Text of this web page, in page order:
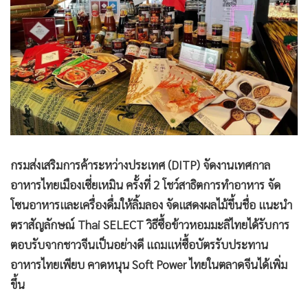
• การเมือง
• ท่องเที่ยว
• กีฬา
• ต่างประเทศ
• Special Scoop
• เศรษฐกิจ-ธุรกิจ
• ชุมชน-คุณภาพชีวิต
• อาชญากรรม
• Motoring
• เกม
• วิทยาศาสตร์
• SMEs
• หุ้น
กรมส่งเสริมการค้าระหว่างประเทศ (DITP) จัดงานเทศกาล
อาหารไทยเมืองเซี่ยเหมิน ครั้งที่ 2 โชว์สาธิตการทำอาหาร จัด
โซนอาหารและเครื่องดื่มให้ลิ้มลอง จัดแสดงผลไม้ขึ้นชื่อ แนะนำ
ตราสัญลักษณ์ Thai SELECT วิธีซื้อข้าวหอมมะลิไทยได้รับการ
ตอบรับจากชาวจีนเป็นอย่างดี แถมแห่ซื้อบัตรรับประทาน
อาหารไทยเพียบ คาดหนุน Soft Power ไทยในตลาดจีนได้เพิ่ม
ขึ้น